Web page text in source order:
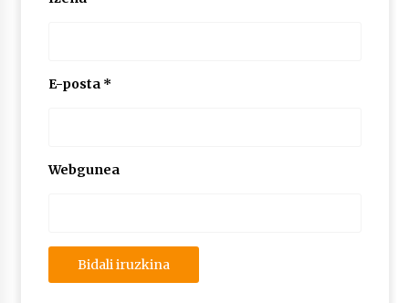
E-posta *
Webgunea